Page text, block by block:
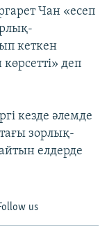
Чан «есеп
кеткен
деп
кезде әлемде
зорлық-
елдерде
us